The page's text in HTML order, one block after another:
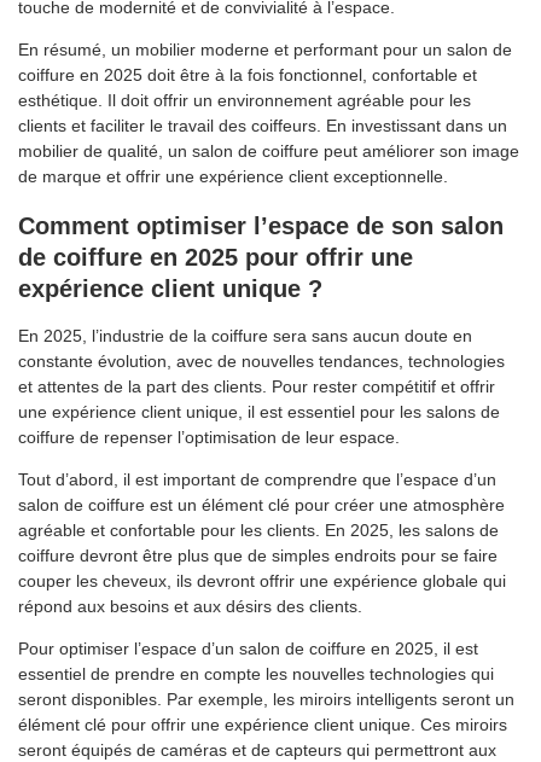
touche de modernité et de convivialité à l’espace.
En résumé, un mobilier moderne et performant pour un salon de
coiffure en 2025 doit être à la fois fonctionnel, confortable et
esthétique. Il doit offrir un environnement agréable pour les
clients et faciliter le travail des coiffeurs. En investissant dans un
mobilier de qualité, un salon de coiffure peut améliorer son image
de marque et offrir une expérience client exceptionnelle.
Comment optimiser l’espace de son salon
de coiffure en 2025 pour offrir une
expérience client unique ?
En 2025, l’industrie de la coiffure sera sans aucun doute en
constante évolution, avec de nouvelles tendances, technologies
et attentes de la part des clients. Pour rester compétitif et offrir
une expérience client unique, il est essentiel pour les salons de
coiffure de repenser l’optimisation de leur espace.
Tout d’abord, il est important de comprendre que l’espace d’un
salon de coiffure est un élément clé pour créer une atmosphère
agréable et confortable pour les clients. En 2025, les salons de
coiffure devront être plus que de simples endroits pour se faire
couper les cheveux, ils devront offrir une expérience globale qui
répond aux besoins et aux désirs des clients.
Pour optimiser l’espace d’un salon de coiffure en 2025, il est
essentiel de prendre en compte les nouvelles technologies qui
seront disponibles. Par exemple, les miroirs intelligents seront un
élément clé pour offrir une expérience client unique. Ces miroirs
seront équipés de caméras et de capteurs qui permettront aux